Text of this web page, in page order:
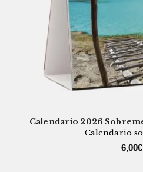
Calendario 2026
Calendario
6,00€